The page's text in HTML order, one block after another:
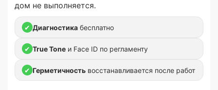
дом не выполняется.
✔ Диагностика бесплатно
✔ True Tone и Face ID по регламенту
✔ Герметичность восстанавливается после работ